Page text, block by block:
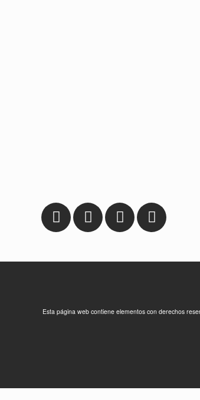
Esta página web contiene elementos con derechos